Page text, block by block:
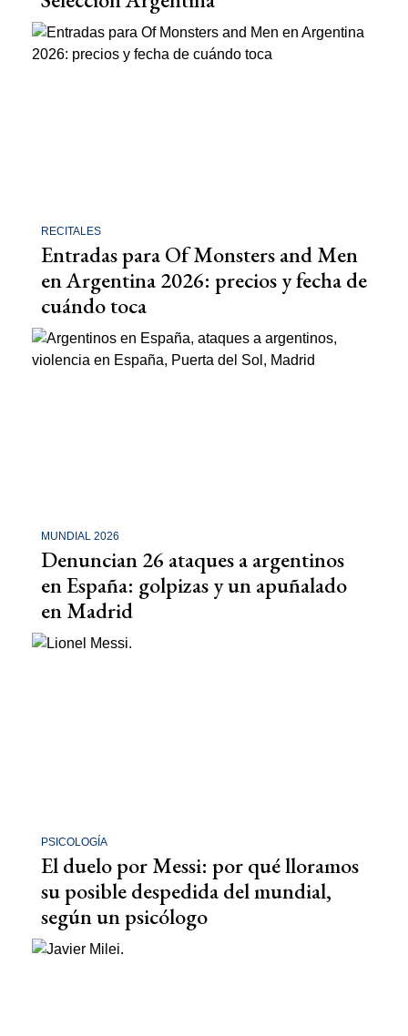
RECITALES
Entradas para Of Monsters and Men
en Argentina 2026: precios y fecha de
cuándo toca
MUNDIAL 2026
Denuncian 26 ataques a argentinos
en España: golpizas y un apuñalado
en Madrid
PSICOLOGÍA
El duelo por Messi: por qué lloramos
su posible despedida del mundial,
según un psicólogo